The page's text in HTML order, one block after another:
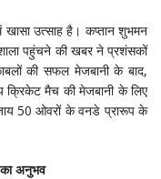
उत्साह है। कप्तान शुभमन
पहुंचने की खबर ने प्रशंसकों
की सफल मेजबानी के बाद,
क्रिकेट मैच की मेजबानी के लिए
50 ओवरों के वनडे प्रारूप के
का अनुभव